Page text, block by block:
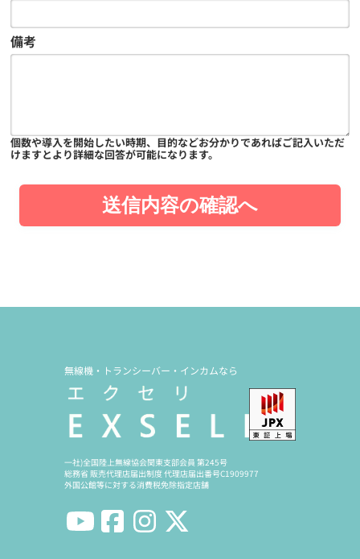
備考
個数や導入を開始したい時期、目的などお分かりであればご記入いただ
けますとより詳細な回答が可能になります。
送信内容の確認へ
無線機・トランシーバー・インカムなら
一社)全国陸上無線協会関東支部会員 第245号
総務省 販売代理店届出制度 代理店届出番号C1909977
外国公館等に対する消費税免除指定店舗